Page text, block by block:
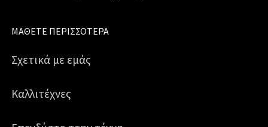
ΜΆΘΕΤΕ ΠΕΡΙΣΣΌΤΕΡΑ
Σχετικά με εμάς
Καλλιτέχνες